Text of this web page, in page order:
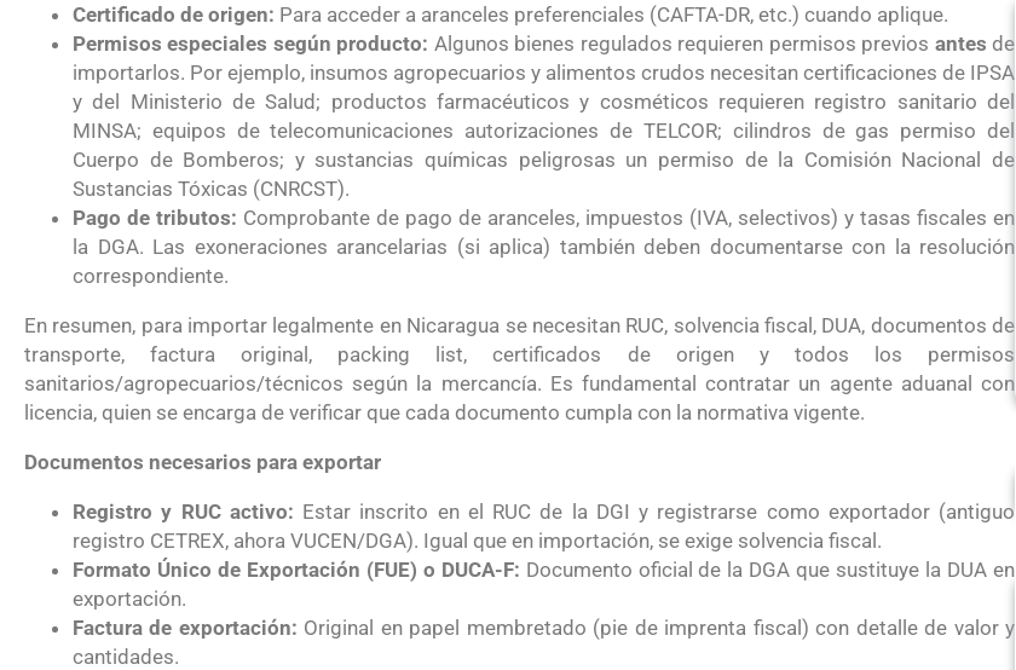
Certificado de origen: Para acceder a aranceles preferenciales (CAFTA-DR, etc.) cuando aplique.
Permisos especiales según producto: Algunos bienes regulados requieren permisos previos antes de
importarlos. Por ejemplo, insumos agropecuarios y alimentos crudos necesitan certificaciones de IPSA
y del Ministerio de Salud; productos farmacéuticos y cosméticos requieren registro sanitario del
MINSA; equipos de telecomunicaciones autorizaciones de TELCOR; cilindros de gas permiso del
Cuerpo de Bomberos; y sustancias químicas peligrosas un permiso de la Comisión Nacional de
Sustancias Tóxicas (CNRCST).
Pago de tributos: Comprobante de pago de aranceles, impuestos (IVA, selectivos) y tasas fiscales en
la DGA. Las exoneraciones arancelarias (si aplica) también deben documentarse con la resolución
correspondiente.
En resumen, para importar legalmente en Nicaragua se necesitan RUC, solvencia fiscal, DUA, documentos de
transporte, factura original, packing list, certificados de origen y todos los permisos
sanitarios/agropecuarios/técnicos según la mercancía. Es fundamental contratar un agente aduanal con
licencia, quien se encarga de verificar que cada documento cumpla con la normativa vigente.
Documentos necesarios para exportar
Registro y RUC activo: Estar inscrito en el RUC de la DGI y registrarse como exportador (antiguo
registro CETREX, ahora VUCEN/DGA). Igual que en importación, se exige solvencia fiscal.
Formato Único de Exportación (FUE) o DUCA-F: Documento oficial de la DGA que sustituye la DUA en
exportación.
Factura de exportación: Original en papel membretado (pie de imprenta fiscal) con detalle de valor y
cantidades.